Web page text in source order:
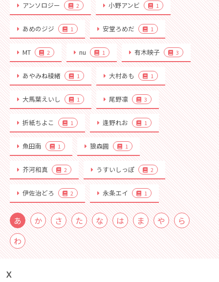
アンソロジー 2 小野アンビ 1
あめのジジ 1 安堂ろめだ 1
MT 2 nu 1 有木映子 3
あやみね稜緒 1 大村あも 1
大馬葉えいし 1 尾野凛 3
折紙ちよこ 1 逢野れお 1
魚田南 1 狼森圓 1
芥河和真 2 うすいしっぽ 2
伊佐治どろ 2 永条エイ 1
あ か さ た な は ま や
ら
わ
Ｘ